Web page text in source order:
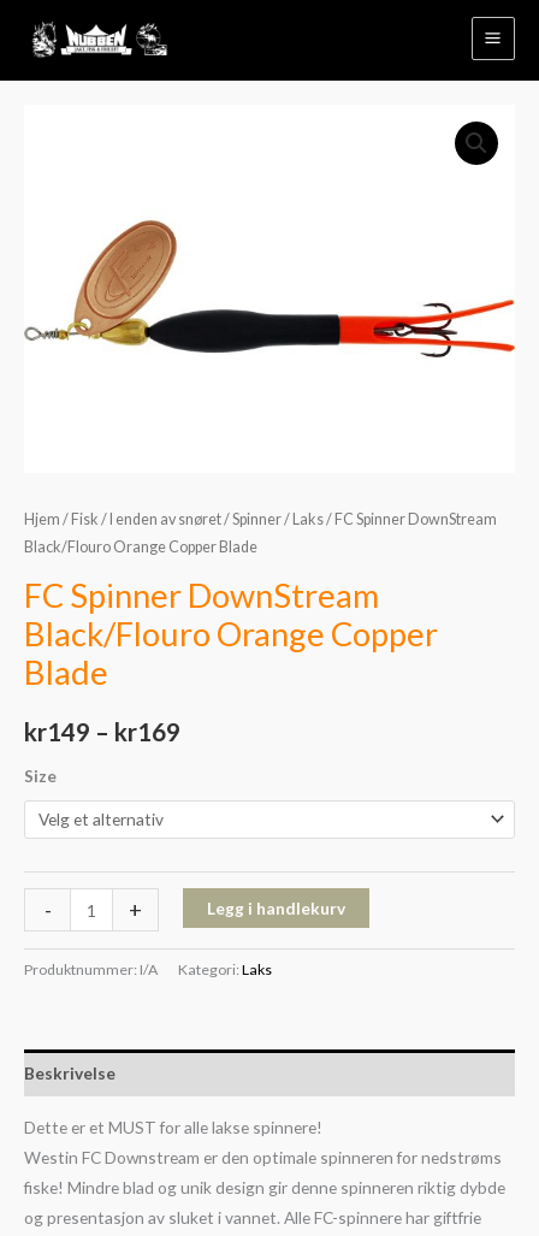
Hjem / Fisk / I enden av snøret/Spinner/ Laks/ FC Spinner DownStream
Black/Flouro Orange Copper Blade
FC Spinner DownStream
Black/Flouro Orange Copper
Blade
kr149 – kr169
Size
-
antall
+ Legg i handlekurv
Produktnummer: I/A Kategori: Laks
Beskrivelse
Dette er et MUST for alle lakse spinnere!
Westin FC Downstream er den optimale spinneren for nedstrøms
fiske! Mindre blad og unik design gir denne spinneren riktig dybde
og presentasjon av sluket i vannet. Alle FC-spinnere har giftfrie